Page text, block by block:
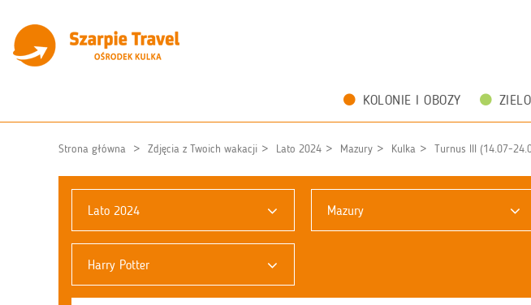
KOLONIE I OBOZY
Strona główna Zdjęcia z Twoich wakacji Lato 2024 Mazury Kulka Turnus III (14.07-
Lato 2024 Mazury
Harry Potter